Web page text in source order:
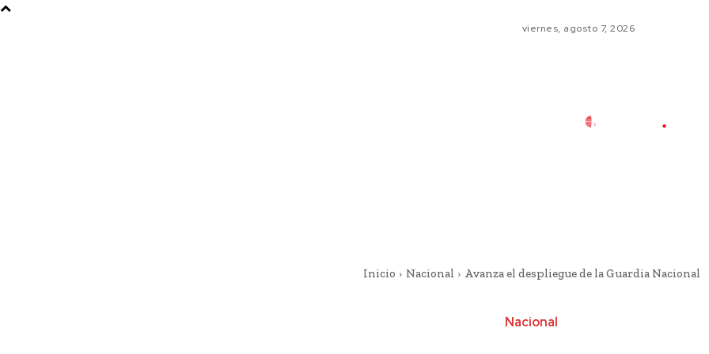
viernes, agosto 7, 2026
Inicio Nacional Avanza el despliegue de la Guardia Nacional
Nacional